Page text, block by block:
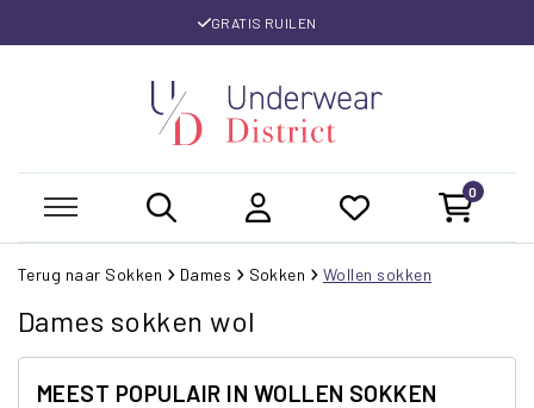
GRATIS RUILEN
0
Terug naar Sokken Dames Sokken Wollen sokken
Dames sokken wol
MEEST POPULAIR IN WOLLEN SOKKEN